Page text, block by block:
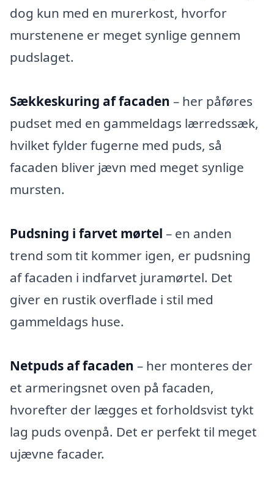
dog kun med en murerkost, hvorfor
murstenene er meget synlige gennem
pudslaget.
Sækkeskuring af facaden – her påføres
pudset med en gammeldags lærredssæk,
hvilket fylder fugerne med puds, så
facaden bliver jævn med meget synlige
mursten.
Pudsning i farvet mørtel – en anden
trend som tit kommer igen, er pudsning
af facaden i indfarvet juramørtel. Det
giver en rustik overflade i stil med
gammeldags huse.
Netpuds af facaden – her monteres der
et armeringsnet oven på facaden,
hvorefter der lægges et forholdsvist tykt
lag puds ovenpå. Det er perfekt til meget
ujævne facader.